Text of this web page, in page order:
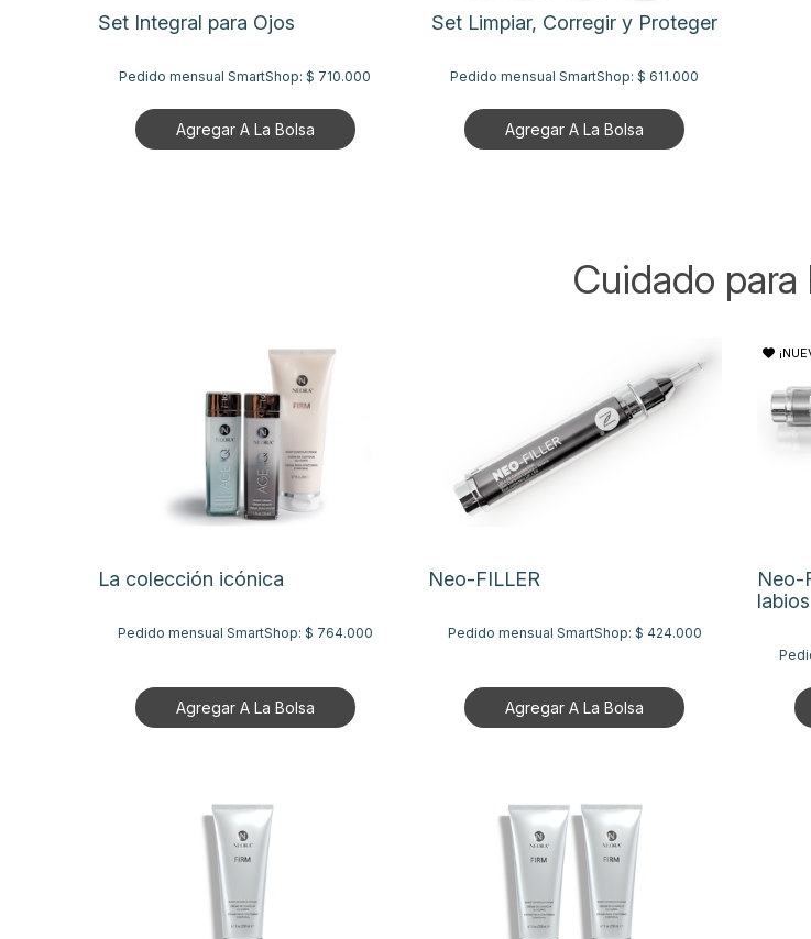
Set Integral para Ojos
Pedido mensual SmartShop:$ 710.000
Agregar A La Bolsa
Set Limpiar, Corregir y Proteger
Pedido mensual SmartShop:$ 611.000
Agregar A La Bolsa
Cuidado para
La colección icónica
Pedido mensual SmartShop: $ 764.000
Agregar A La Bolsa
Neo-FILLER
Pedido mensual SmartShop: $ 424.000
Agregar A La Bolsa
Neo-
labios